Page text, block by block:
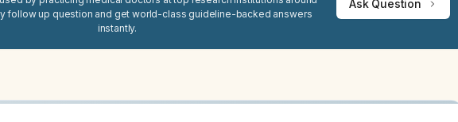
follow up question and get world-class guideline-backed answers
instantly.
Ask Question